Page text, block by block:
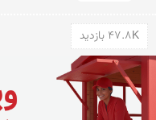
47.8K بازدید